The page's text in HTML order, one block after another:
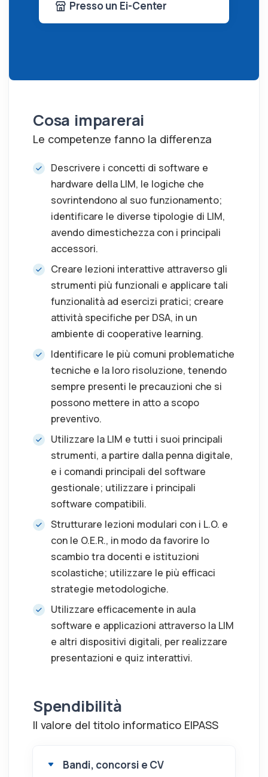
Presso un Ei-Center
Cosa imparerai
Le competenze fanno la differenza
Descrivere i concetti di software e
hardware della LIM, le logiche che
sovrintendono al suo funzionamento;
identificare le diverse tipologie di LIM,
avendo dimestichezza con i principali
accessori.
Creare lezioni interattive attraverso gli
strumenti più funzionali e applicare tali
funzionalità ad esercizi pratici; creare
attività specifiche per DSA, in un
ambiente di cooperative learning.
Identificare le più comuni problematiche
tecniche e la loro risoluzione, tenendo
sempre presenti le precauzioni che si
possono mettere in atto a scopo
preventivo.
Utilizzare la LIM e tutti i suoi principali
strumenti, a partire dalla penna digitale,
e i comandi principali del software
gestionale; utilizzare i principali
software compatibili.
Strutturare lezioni modulari con i L.O. e
con le O.E.R., in modo da favorire lo
scambio tra docenti e istituzioni
scolastiche; utilizzare le più efficaci
strategie metodologiche.
Utilizzare efficacemente in aula
software e applicazioni attraverso la LIM
e altri dispositivi digitali, per realizzare
presentazioni e quiz interattivi.
Spendibilità
Il valore del titolo informatico EIPASS
Bandi, concorsi e CV